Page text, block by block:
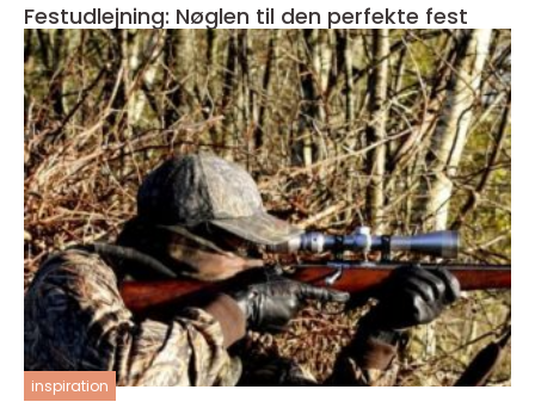
Festudlejning: Nøglen til den perfekte fest
inspiration